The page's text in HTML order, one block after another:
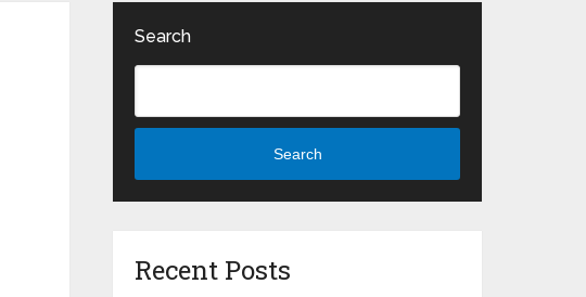
Search
Search
Recent Posts